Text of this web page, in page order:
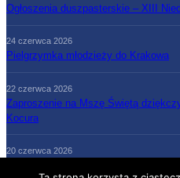
Ogłoszenia duszpasterskie – XIII
24 czerwca 2026
Pielgrzymka młodzieży do Krakowa
22 czerwca 2026
Zaproszenie na Mszę Świętą
Kocura
20 czerwca 2026